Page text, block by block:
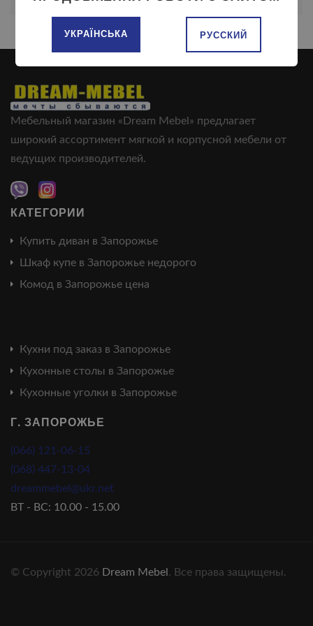
Мебельный магазин «Dream Mebel» предлагает
широкий ассортимент мягкой и корпусной мебели от
ведущих производителей.
КАТЕГОРИИ
Купить диван в Запорожье
Шкаф купе в Запорожье недорого
Комод в Запорожье цена
Кухни под заказ в Запорожье
Кухонные столы в Запорожье
Кухонные уголки в Запорожье
Г. ЗАПОРОЖЬЕ
(066) 121-06-15
(068) 447-13-04
dreammebel@ukr.net
ВТ - ВС: 10.00 - 15.00
© Copyright 2026 Dream Mebel . Все права защищены.
УКРАЇНСЬКА РУССКИЙ